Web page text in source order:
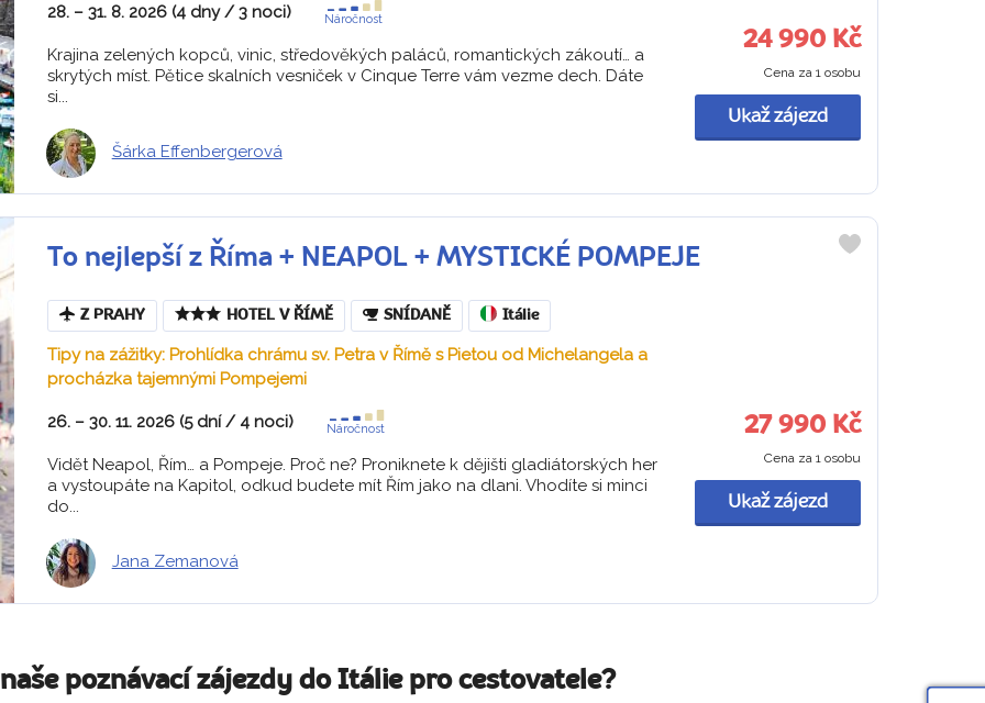
28. – 31. 8. 2026 (4 dny / 3 noci) Náročnost
Krajina zelených kopců, vinic, středověkých paláců, romantických zákoutí… a
skrytých míst. Pětice skalních vesniček v Cinque Terre vám vezme dech. Dáte
si...
Šárka Effenbergerová
24 990 Kč
Cena za 1 osobu
Ukaž zájezd
To nejlepší z Říma + NEAPOL + MYSTICKÉ POMPEJE
Z PRAHY HOTEL V ŘÍMĚ SNÍDANĚ Itálie
Tipy na zážitky: Prohlídka chrámu sv. Petra v Římě s Pietou od Michelangela a
procházka tajemnými Pompejemi
26. – 30. 11. 2026 (5 dní / 4 noci) Náročnost
Vidět Neapol, Řím… a Pompeje. Proč ne? Proniknete k dějišti gladiátorských her
a vystoupáte na Kapitol, odkud budete mít Řím jako na dlani. Vhodíte si minci
do...
Jana Zemanová
27 990 Kč
Cena za 1 osobu
Ukaž zájezd
poznávací zájezdy do Itálie pro cestovatele?